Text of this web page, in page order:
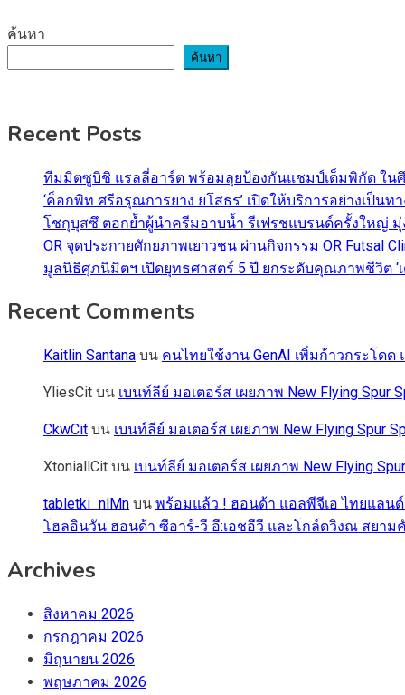
ค้นหา
ค้นหา
Recent Posts
ทีมมิตซูบิชิ แรลลี่อาร์ต พร้อมลุยป้องกันแชมป์เต็มพิกัด ใน
‘ค็อกพิท ศรีอรุณการยาง ยโสธร’ เปิดให้บริการอย่างเป็น
โชกุบุสซึ ตอกย้ำผู้นำครีมอาบน้ำ รีเฟรชแบรนด์ครั้งใหญ่ มุ่
OR จุดประกายศักยภาพเยาวชน ผ่านกิจกรรม OR Futsal
มูลนิธิศุภนิมิตฯ เปิดยุทธศาสตร์ 5 ปี ยกระดับคุณภาพชีวิต
Recent Comments
Kaitlin Santana บน คนไทยใช้งาน GenAI เพิ่มก้าวกระโด
YliesCit บน เบนท์ลีย์ มอเตอร์ส เผยภาพ New Flying
CkwCit บน เบนท์ลีย์ มอเตอร์ส เผยภาพ New Flying Spur
XtoniallCit บน เบนท์ลีย์ มอเตอร์ส เผยภาพ New Flying
tabletki_nlMn บน พร้อมแล้ว ! ฮอนด้า แอลพีจีเอ ไทยแลนด์
โฮลอินวัน ฮอนด้า ซีอาร์-วี อี:เอชอีวี และโกล์ดวิงณ สยา
Archives
สิงหาคม 2026
กรกฎาคม 2026
มิถุนายน 2026
พฤษภาคม 2026